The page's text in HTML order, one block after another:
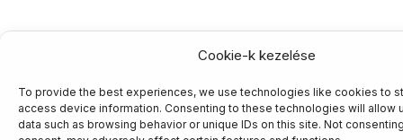
Cookie-k kezelése